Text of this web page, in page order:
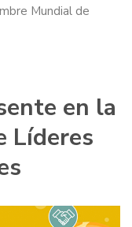
Mundial de
en la
Líderes